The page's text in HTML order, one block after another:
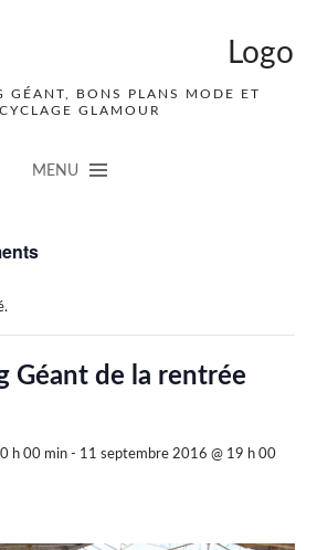
GÉANT, BONS PLANS MODE ET
GLAMOUR
MENU
Géant de la rentrée
h 00 min - 11 septembre 2016 @ 19 h 00